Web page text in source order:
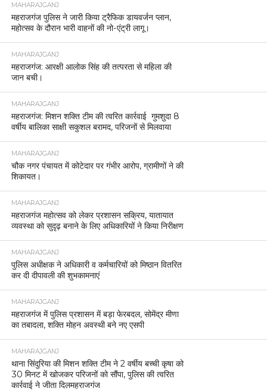
MAHARAJGANJ
महराजगंज पुलिस ने जारी किया ट्रैफिक डायवर्जन प्लान,
महोत्सव के दौरान भारी वाहनों की नो-एंट्री लागू।
MAHARAJGANJ
महराजगंज: आरक्षी आलोक सिंह की तत्परता से महिला की
जान बची।
MAHARAJGANJ
महराजगंज: मिशन शक्ति टीम की त्वरित कार्रवाई गुमशुदा 8
वर्षीय बालिका साक्षी सकुशल बरामद, परिजनों से मिलवाया
MAHARAJGANJ
चौक नगर पंचायत में कोटेदार पर गंभीर आरोप, ग्रामीणों ने की
शिकायत।
MAHARAJGANJ
महराजगंज महोत्सव को लेकर प्रशासन सक्रिय, यातायात
व्यवस्था को सुदृढ़ बनाने के लिए अधिकारियों ने किया निरीक्षण
MAHARAJGANJ
पुलिस अधीक्षक ने अधिकारी व कर्मचारियों को मिष्ठान वितरित
कर दी दीपावली की शुभकामनाएं
MAHARAJGANJ
महराजगंज में पुलिस प्रशासन में बड़ा फेरबदल, सोमेंद्र मीणा
का तबादला, शक्ति मोहन अवस्थी बने नए एसपी
MAHARAJGANJ
थाना सिंदुरिया की मिशन शक्ति टीम ने 2 वर्षीय बच्ची कृषा को
30 मिनट में खोजकर परिजनों को सौंपा, पुलिस की त्वरित
कार्रवाई ने जीता दिलमहराजगंज